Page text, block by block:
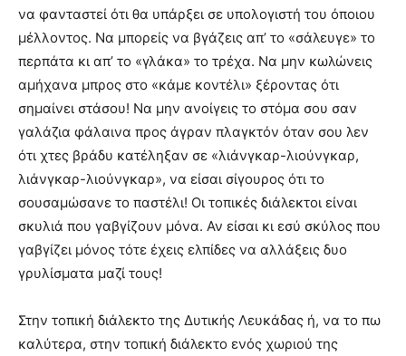
να φανταστεί ότι θα υπάρξει σε υπολογιστή του όποιου
μέλλοντος. Να μπορείς να βγάζεις απ’ το «σάλευγε» το
περπάτα κι απ’ το «γλάκα» το τρέχα. Να μην κωλώνεις
αμήχανα μπρος στο «κάμε κοντέλι» ξέροντας ότι
σημαίνει στάσου! Να μην ανοίγεις το στόμα σου σαν
γαλάζια φάλαινα προς άγραν πλαγκτόν όταν σου λεν
ότι χτες βράδυ κατέληξαν σε «λιάνγκαρ-λιούνγκαρ,
λιάνγκαρ-λιούνγκαρ», να είσαι σίγουρος ότι το
σουσαμώσανε το παστέλι! Οι τοπικές διάλεκτοι είναι
σκυλιά που γαβγίζουν μόνα. Αν είσαι κι εσύ σκύλος που
γαβγίζει μόνος τότε έχεις ελπίδες να αλλάξεις δυο
γρυλίσματα μαζί τους!
Στην τοπική διάλεκτο της Δυτικής Λευκάδας ή, να το πω
καλύτερα, στην τοπική διάλεκτο ενός χωριού της